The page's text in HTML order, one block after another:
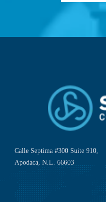
Calle Septima #300 Suite
Apodaca, N.L. 66603